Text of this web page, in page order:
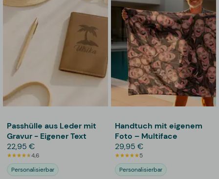
Passhülle aus Leder mit
Gravur - Eigener Text
22,95 €
4,6
Personalisierbar
Handtuch mit eigenem
Foto – Multiface
29,95 €
5
Personalisierbar